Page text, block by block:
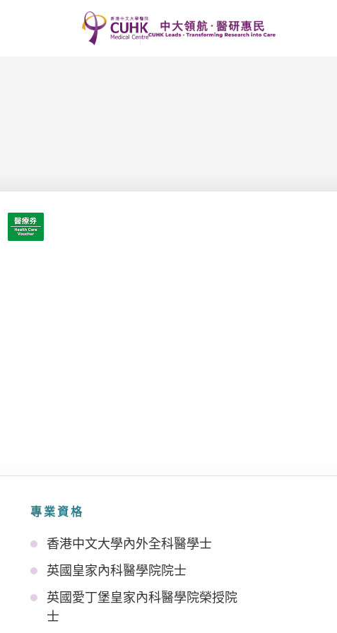
專業資格
香港中文大學內外全科醫學士
英國皇家內科醫學院院士
英國愛丁堡皇家內科醫學院榮授院
士